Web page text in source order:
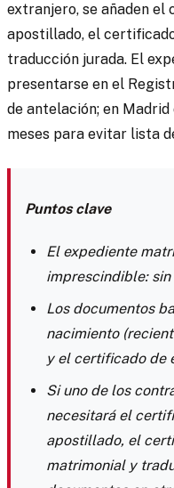
extranjero, se añaden
apostillado, el
traducción jurada. El
presentarse en el
de antelación; en
meses para evitar lista
Puntos clave
El expediente
imprescindible:
Los documentos
nacimiento
y el certificado de
Si uno de los
necesitará el
apostillado, el
matrimonial y